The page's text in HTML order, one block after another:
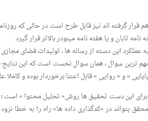
قرار گرفته اند نیز قابل طرح است در حالی که
این دسته از رسانه ها ، تولیدات فضای
ترین سوال ، همان سوال نخست است که این
» و « روایی » قابل اعتنا برخوردار بوده و
این دست تحقیق ها روش« تحلیل محتوا » است ؛
بتواند در «کدگذاری داده ها» راه را به خطا